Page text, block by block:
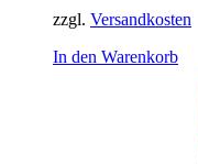
zzgl. Versandkosten
In den Warenkorb